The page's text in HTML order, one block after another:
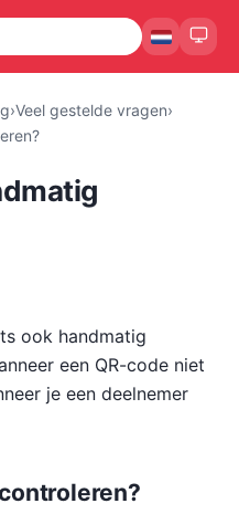
›Veel gestelde vragen›
ook handmatig
een QR-code niet
je een deelnemer